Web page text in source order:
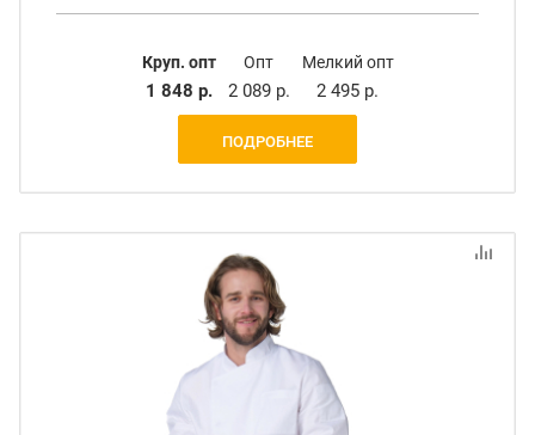
Круп. опт
1 848 р.
Опт
2 089 р.
Мелкий опт
2 495 р.
ПОДРОБНЕЕ